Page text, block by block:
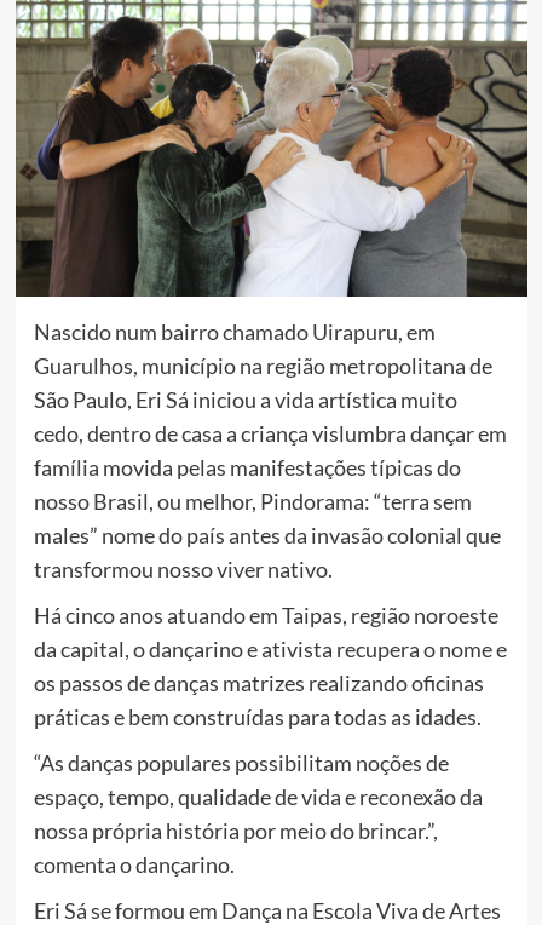
Nascido num bairro chamado Uirapuru, em
Guarulhos, município na região metropolitana de
São Paulo, Eri Sá iniciou a vida artística muito
cedo, dentro de casa a criança vislumbra dançar em
família movida pelas manifestações típicas do
nosso Brasil, ou melhor, Pindorama: “terra sem
males” nome do país antes da invasão colonial que
transformou nosso viver nativo.
Há cinco anos atuando em Taipas, região noroeste
da capital, o dançarino e ativista recupera o nome e
os passos de danças matrizes realizando oficinas
práticas e bem construídas para todas as idades.
“As danças populares possibilitam noções de
espaço, tempo, qualidade de vida e reconexão da
nossa própria história por meio do brincar.”,
comenta o dançarino.
Eri Sá se formou em Dança na Escola Viva de Artes